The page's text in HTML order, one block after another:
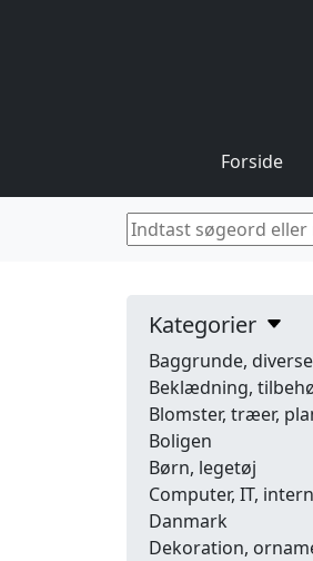
Forside
Kategorier
Baggrunde, diverse
Beklædning,
Blomster, træer,
Boligen
Børn, legetøj
Computer, IT,
Danmark
Dekoration,